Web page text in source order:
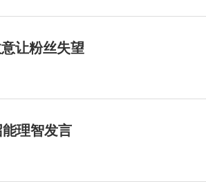
让粉丝失望
理智发言